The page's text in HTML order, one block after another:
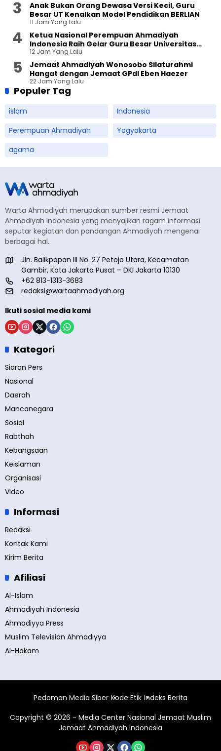
Anak Bukan Orang Dewasa Versi Kecil, Guru
Besar UT Kenalkan Model Pendidikan BERLIAN
11 Jam Yang Lalu
Ketua Nasional Perempuan Ahmadiyah
Indonesia Raih Gelar Guru Besar Universitas
Terbuka
12 Jam Yang Lalu
Jemaat Ahmadiyah Wonosobo Silaturahmi
Hangat dengan Jemaat GPdI Eben Haezer
22 Jam Yang Lalu
Populer Tag
islam
Indonesia
Perempuan Ahmadiyah
Yogyakarta
agama
Warta Ahmadiyah merupakan sumber resmi Jemaat
Ahmadiyah Indonesia yang menyajikan ragam informasi
seputar kegiatan dan pandangan Ahmadiyah mengenai
berbagai hal.
Jln. Balikpapan III No. 27 Petojo Utara, Kecamatan
Gambir, Kota Jakarta Pusat – DKI Jakarta 10130
+62 813-1313-3683
redaksi@wartaahmadiyah.org
Ikuti sosial media kami
Kategori
Siaran Pers
Nasional
Daerah
Mancanegara
Sosial
Rabthah
Kebangsaan
Keislaman
Organisasi
Video
Informasi
Redaksi
Kontak Kami
Kirim Berita
Afiliasi
Al-Islam
Ahmadiyah Indonesia
Ahmadiyya Press
Muslim Television Ahmadiyya
Al-Hakam
Pedoman Media Siber Kode Etik Indeks Berita
Copyright © 2026 - Media Center Nasional Jemaat Muslim
Jemaat Ahmadiyah Indonesia